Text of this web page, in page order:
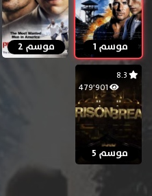
موسم 1 موسم 2
موسم 5